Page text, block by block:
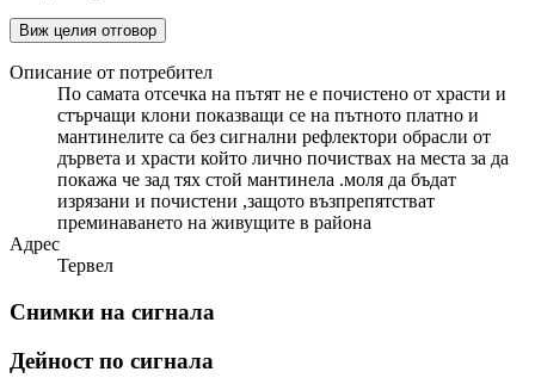
Виж целия отговор
Описание от потребител
По самата отсечка на пътят не е почистено от храсти и
стърчащи клони показващи се на пътното платно и
мантинелите са без сигнални рефлектори обрасли от
дървета и храсти който лично почиствах на места за да
покажа че зад тях стой мантинела .моля да бъдат
изрязани и почистени ,защото възпрепятстват
преминаването на живущите в района
Адрес
Тервел
Снимки на сигнала
Дейност по сигнала